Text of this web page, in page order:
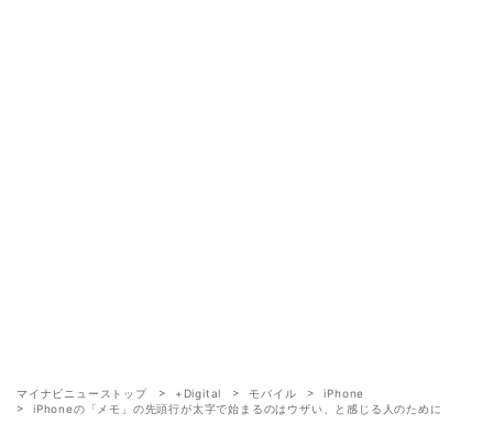
マイナビニューストップ +Digital モバイル
iPhone
iPhoneの「メモ」の先頭行が太字で始まるのはウザい、と感じる人のために